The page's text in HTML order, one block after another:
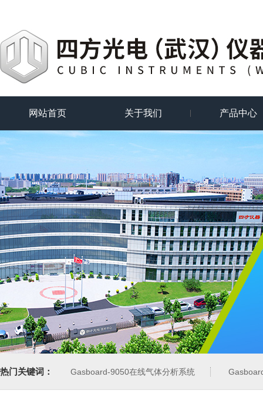
网站首页 关于我们 产品中心
热门关键词： Gasboard-9050在线气体分析系统